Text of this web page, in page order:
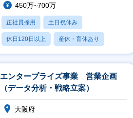
450万~700万
正社員採用 土日祝休み
休日120日以上 産休・育休あり
賞与あり
エンタープライズ事業 営業企画
（データ分析・戦略立案）
大阪府